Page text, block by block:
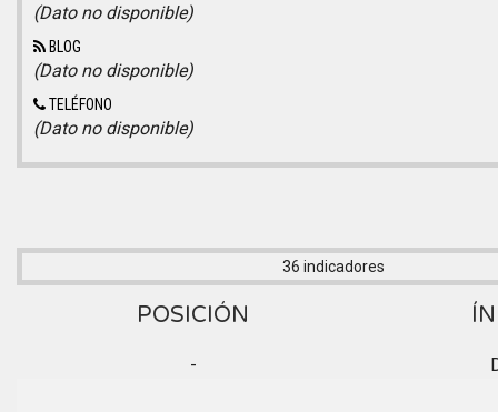
(Dato no disponible)
BLOG
(Dato no disponible)
TELÉFONO
(Dato no disponible)
36 indicadores
POSICIÓN
-